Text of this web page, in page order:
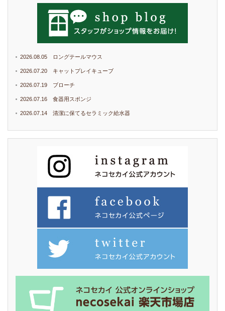
2026.08.05 ロングテールマウス
2026.07.20 キャットプレイキューブ
2026.07.19 ブローチ
2026.07.16 食器用スポンジ
2026.07.14 清潔に保てるセラミック給水器